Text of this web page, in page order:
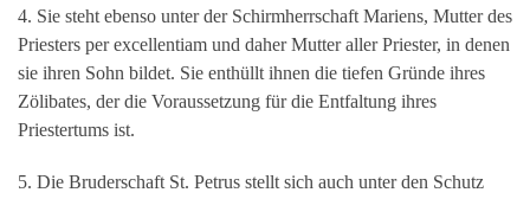
4. Sie steht ebenso unter der Schirmherrschaft Mariens, Mutter des
Priesters per excellentiam und daher Mutter aller Priester, in denen
sie ihren Sohn bildet. Sie enthüllt ihnen die tiefen Gründe ihres
Zölibates, der die Voraussetzung für die Entfaltung ihres
Priestertums ist.
5. Die Bruderschaft St. Petrus stellt sich auch unter den Schutz